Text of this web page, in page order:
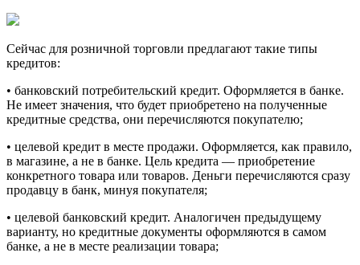
Сейчас для розничной торговли предлагают такие типы
кредитов:
• банковский потребительский кредит. Оформляется в банке.
Не имеет значения, что будет приобретено на полученные
кредитные средства, они перечисляются покупателю;
• целевой кредит в месте продажи. Оформляется, как правило,
в магазине, а не в банке. Цель кредита — приобретение
конкретного товара или товаров. Деньги перечисляются сразу
продавцу в банк, минуя покупателя;
• целевой банковский кредит. Аналогичен предыдущему
варианту, но кредитные документы оформляются в самом
банке, а не в месте реализации товара;